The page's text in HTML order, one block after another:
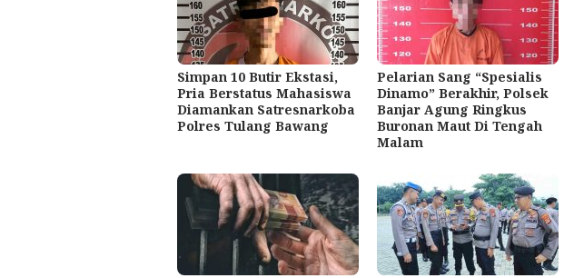
Simpan 10 Butir Ekstasi,
Pria Berstatus Mahasiswa
Diamankan Satresnarkoba
Polres Tulang Bawang
Pelarian Sang “Spesialis
Dinamo” Berakhir, Polsek
Banjar Agung Ringkus
Buronan Maut Di Tengah
Malam